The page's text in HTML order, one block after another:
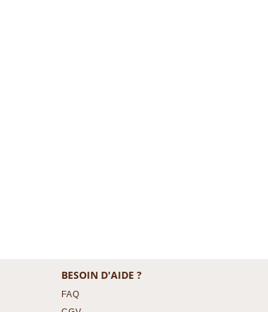
BESOIN D'AIDE ?
FAQ